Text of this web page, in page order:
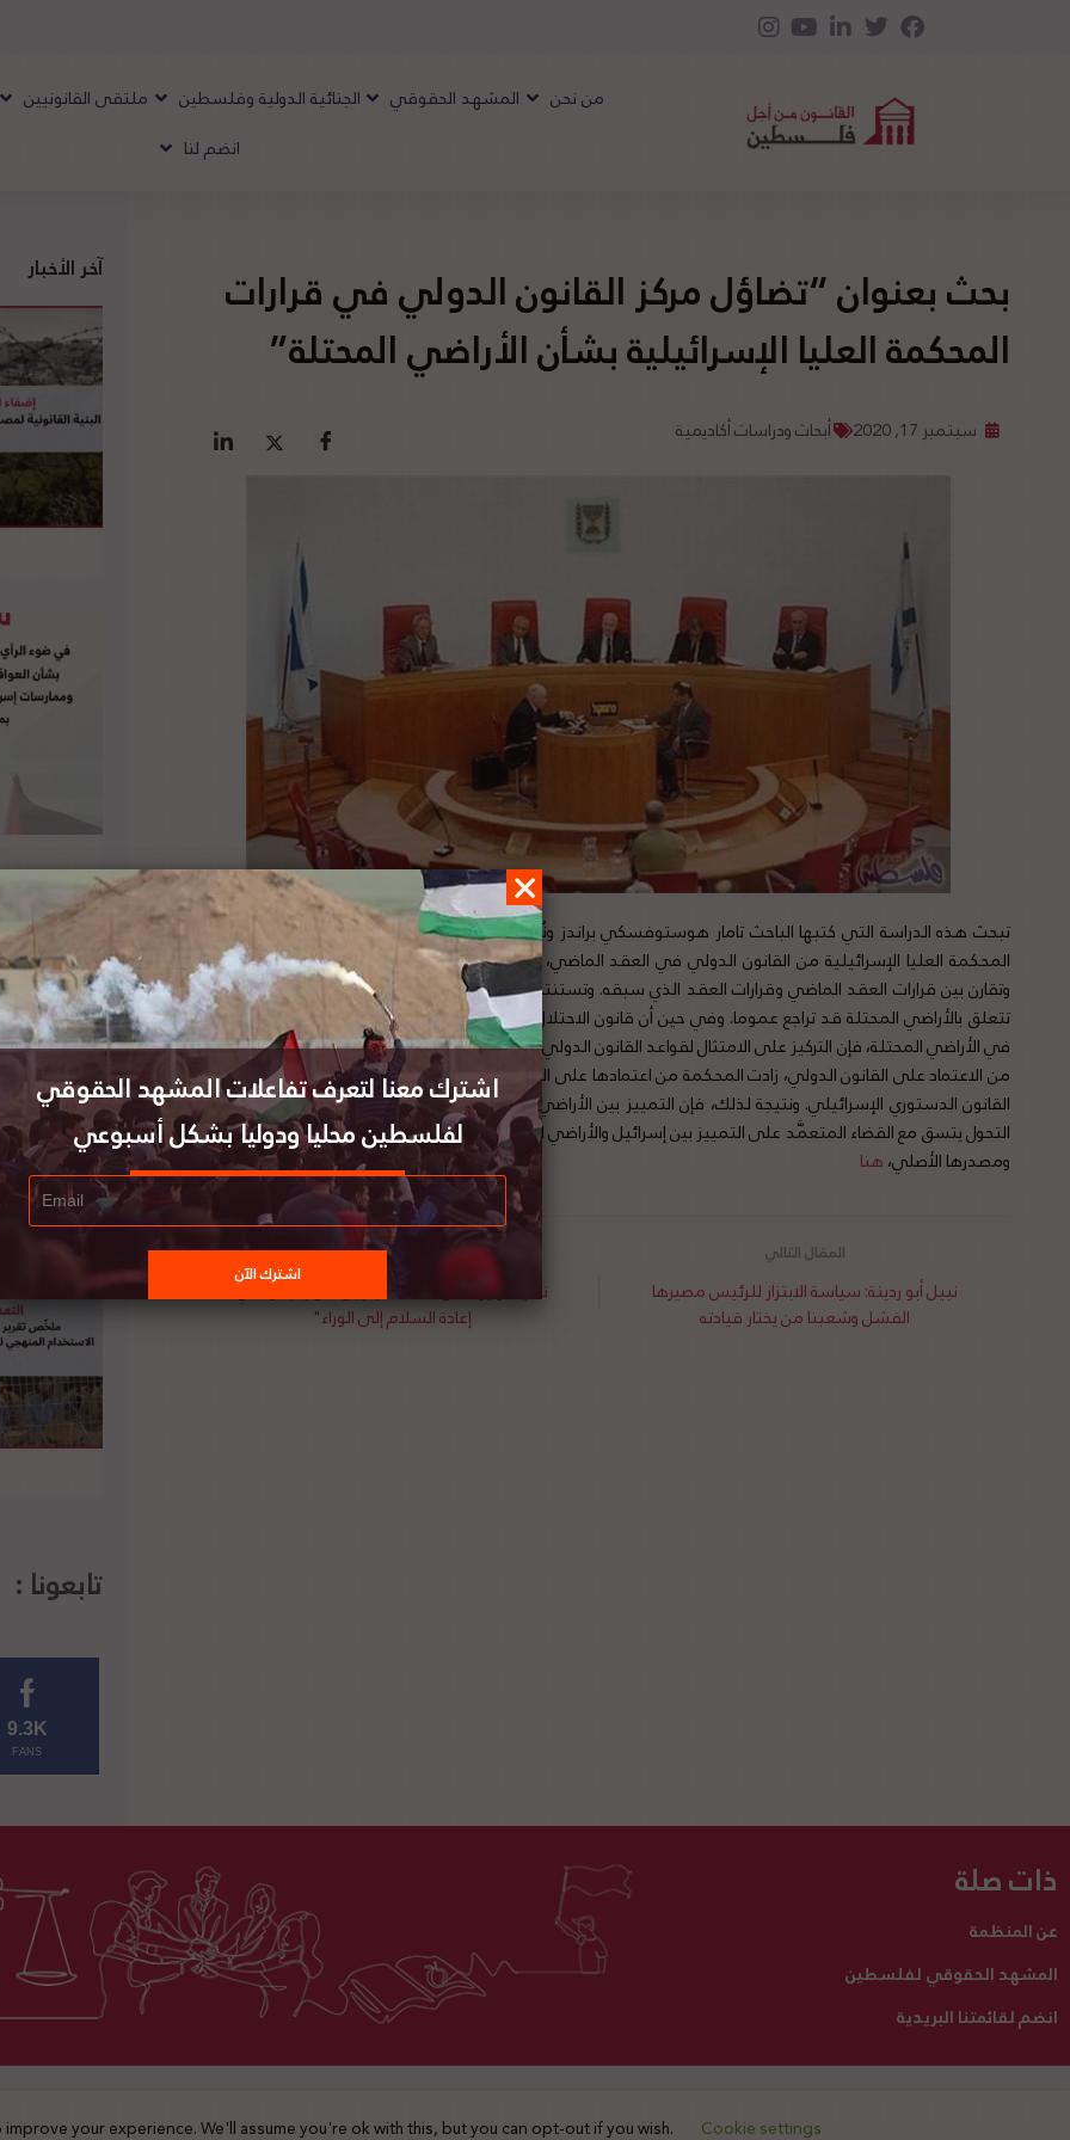
من نحن المشهد الحقوقي الجنائية الدولية وفلسطين ملتقى القانونيين
انضم لنا
بحث بعنوان “تضاؤل مركز القانون الدولي في قرارات
المحكمة العليا الإسرائيلية بشأن الأراضي المحتلة”
سبتمبر 17, 2020 أبحاث ودراسات أكاديمية
تبحث هذه الدراسة التي كتبها الباحث تامار هوستوفسكي براندز ونُشرت في المجلة الدولية للقانون الدستوري موقف
المحكمة العليا الإسرائيلية من القانون الدولي في العقد الماضي، مع التركيز على القضايا المتعلقة بالأراضي المحتلة.
وتقارن بين قرارات العقد الماضي وقرارات العقد الذي سبقه. وتستنتج الدراسة بأن مركز القانون الدولي في القرارات التي
تتعلق بالأراضي المحتلة قد تراجع عموما. وفي حين أن قانون الاحتلال الدولي لا يزال يعمل رسميا، بوصفه القانون الحاكم
في الأراضي المحتلة، فإن التركيز على الامتثال لقواعد القانون الدولي في قرارات المحكمة قد تناقص. ويرى الباحث أنه بدلا
من الاعتماد على القانون الدولي، زادت المحكمة من اعتمادها على القانون الإداري الإسرائيلي، وفي السنوات الأخيرة على
القانون الدستوري الإسرائيلي. ونتيجة لذلك، فإن التمييز بين الأراضي المحتلة وإسرائيل غير واضح. ويجادل الباحث بأن هذا
التحول يتسق مع القضاء المتعمَّد على التمييز بين إسرائيل والأراضي المحتلة من قبل المشرع والحكومة. لتفاصيل الدراسة
ومصدرها الأصلي،هنا
نتنياهو يؤكد أن الفلسطينيين "لن ينجحوا في
إعادة السلام إلى الوراء"
نبيل أبو ردينة: سياسة الابتزاز للرئيس مصيرها
الفشل وشعبنا من يختار قيادته
آخر الأخبار
تابعونا :
9.3K
FANS
ذات صلة
عن المنظمة
المشهد الحقوقي لفلسطين
انضم لقائمتنا البريدية
اتصل بنا تبرع لنا 2025 © جميع الحقوق محفوظة
your experience. We'll assume you're ok with this, but you can opt-out if you wish. Cookie settings
اشترك معنا لتعرف تفاعلات المشهد الحقوقي
لفلسطين محليا ودوليا بشكل أسبوعي